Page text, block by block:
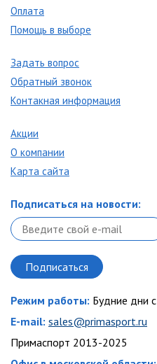
Оплата
Помощь в выборе
Задать вопрос
Обратный звонок
Контакная информация
Акции
О компании
Карта сайта
Подписаться на новости:
Режим работы: Будние дни
E-mail: sales@primasport.ru
Примаспорт 2013-2025